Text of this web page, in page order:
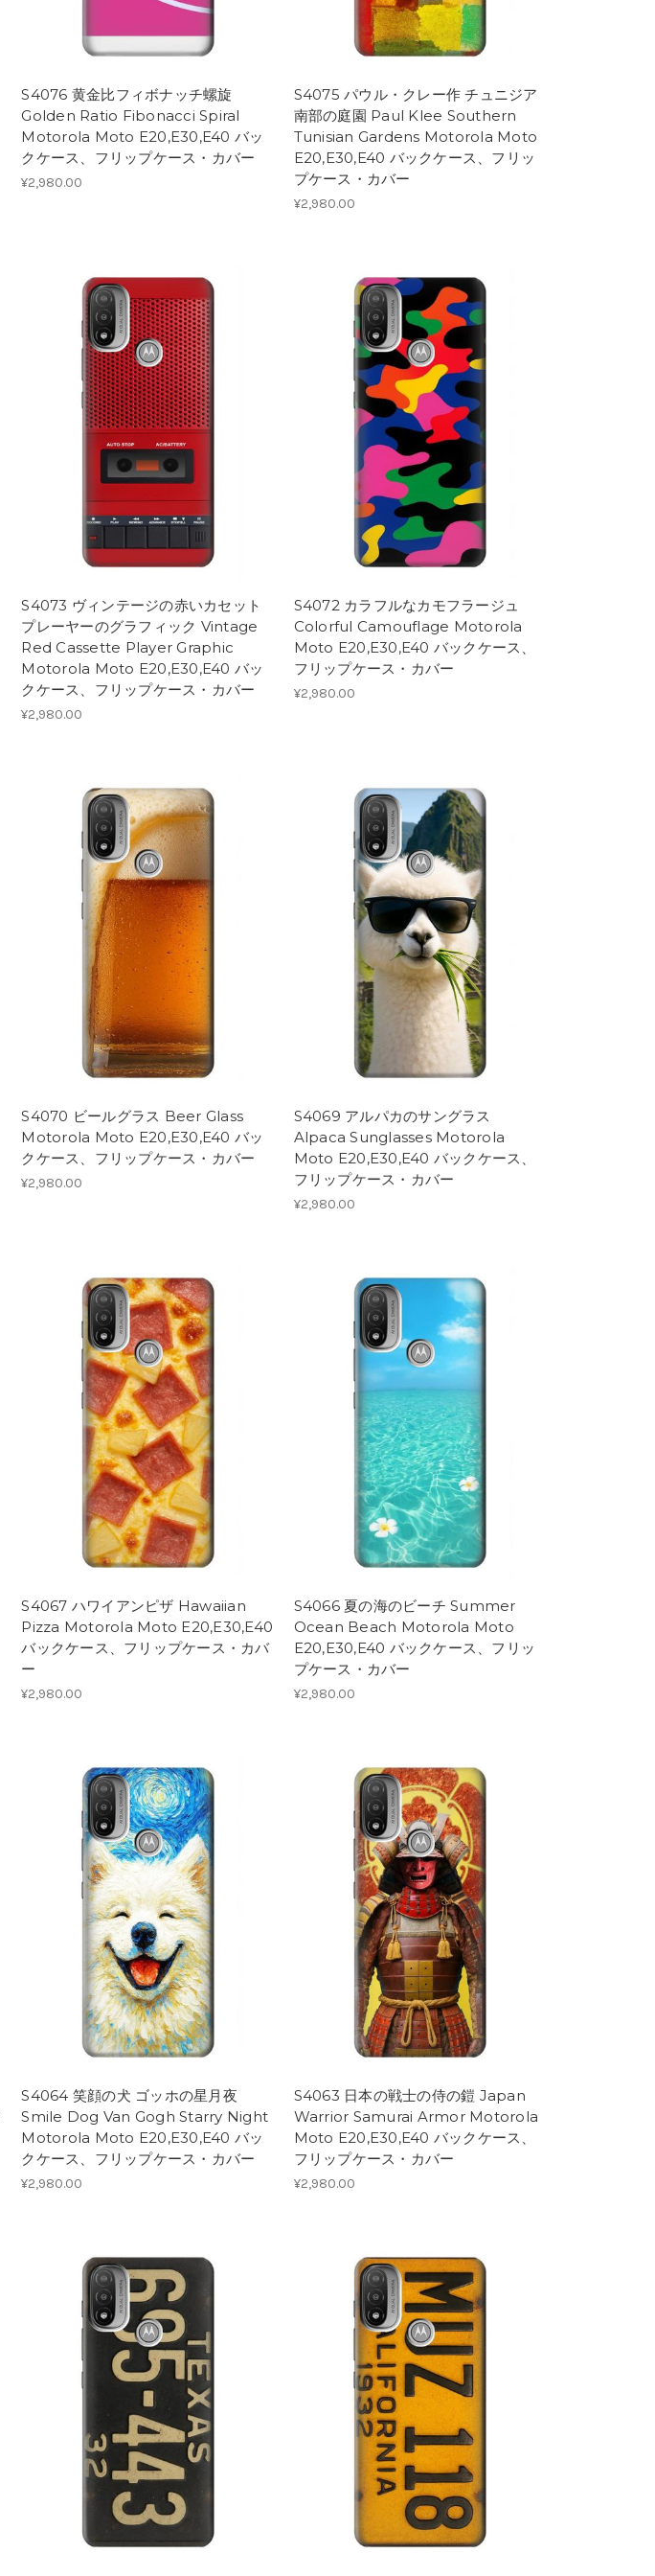
S4076 黄金比フィボナッチ螺旋
Golden Ratio Fibonacci Spiral
Motorola Moto E20,E30,E40 バッ
クケース、フリップケース・カバー
¥2,980.00
S4075 パウル・クレー作 チュニジア
南部の庭園 Paul Klee Southern
Tunisian Gardens Motorola Moto
E20,E30,E40 バックケース、フリッ
プケース・カバー
¥2,980.00
S4073 ヴィンテージの赤いカセット
プレーヤーのグラフィック Vintage
Red Cassette Player Graphic
Motorola Moto E20,E30,E40 バッ
クケース、フリップケース・カバー
¥2,980.00
S4072 カラフルなカモフラージュ
Colorful Camouflage Motorola
Moto E20,E30,E40 バックケース、
フリップケース・カバー
¥2,980.00
S4070 ビールグラス Beer Glass
Motorola Moto E20,E30,E40 バッ
クケース、フリップケース・カバー
¥2,980.00
S4069 アルパカのサングラス
Alpaca Sunglasses Motorola
Moto E20,E30,E40 バックケース、
フリップケース・カバー
¥2,980.00
S4067 ハワイアンピザ Hawaiian
Pizza Motorola Moto E20,E30,E40
バックケース、フリップケース・カバ
ー
¥2,980.00
S4066 夏の海のビーチ Summer
Ocean Beach Motorola Moto
E20,E30,E40 バックケース、フリッ
プケース・カバー
¥2,980.00
S4064 笑顔の犬 ゴッホの星月夜
Smile Dog Van Gogh Starry Night
Motorola Moto E20,E30,E40 バッ
クケース、フリップケース・カバー
¥2,980.00
S4063 日本の戦士の侍の鎧 Japan
Warrior Samurai Armor Motorola
Moto E20,E30,E40 バックケース、
フリップケース・カバー
¥2,980.00